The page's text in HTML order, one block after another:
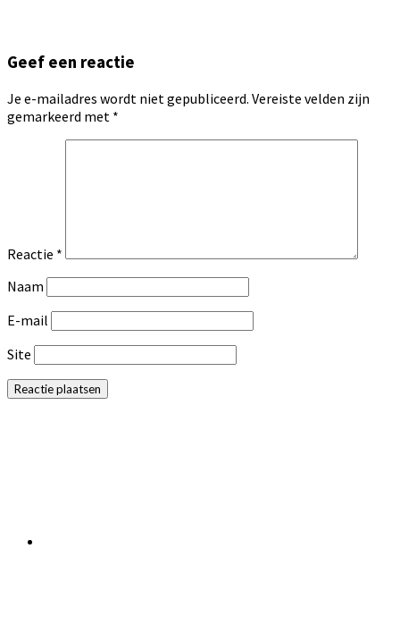
Geef een reactie
Je e-mailadres wordt niet gepubliceerd. Vereiste velden zijn
gemarkeerd met *
Reactie *
Naam
E-mail
Site